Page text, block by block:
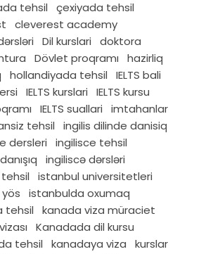
tehsil
çexiyada tehsil
cleverest academy
Dil kurslari
doktora
Dövlet proqramı
hazirliq
hollandiyada tehsil
IELTS bali
IELTS kurslari
IELTS kursu
IELTS suallari
imtahanlar
tehsil
ingilis dilinde danisiq
dersleri
ingilisce tehsil
ingiliscə dərsləri
istanbul universitetleri
istanbulda oxumaq
tehsil
kanada viza müraciet
Kanadada dil kursu
tehsil
kanadaya viza
kurslar